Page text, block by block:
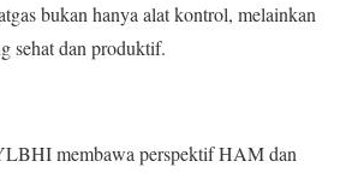
bukan hanya alat kontrol, melainkan
sehat dan produktif.
membawa perspektif HAM dan